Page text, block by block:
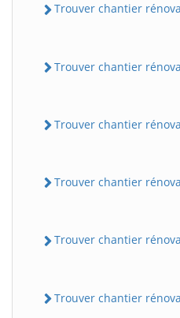
Trouver chantier
Trouver chantier
Trouver chantier
Trouver chantier
Trouver chantier
Trouver chantier